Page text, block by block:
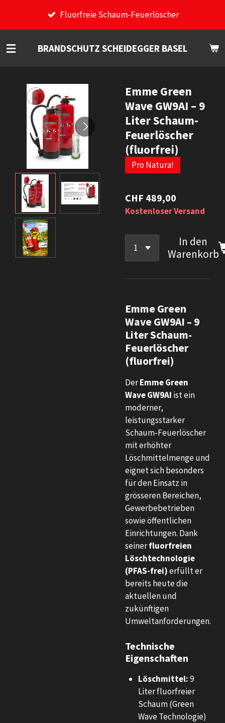
Fluorfreie Schaum-Feuerlöscher
BRANDSCHUTZ SCHEIDEGGER BASEL
Emme Green
Wave GW9AI – 9
Liter Schaum-
Feuerlöscher
(fluorfrei)
Pro Natura!
CHF 489,00
Kostenloser Versand
In den
Warenkorb
Emme Green
Wave GW9AI – 9
Liter Schaum-
Feuerlöscher
(fluorfrei)
DerEmme Green
Wave GW9AI ist ein
moderner,
leistungsstarker
Schaum-Feuerlöscher
mit erhöhter
Löschmittelmenge und
eignet sich besonders
für den Einsatz in
grösseren Bereichen,
Gewerbebetrieben
sowie öffentlichen
Einrichtungen. Dank
seinerfluorfreien
Löschtechnologie
(PFAS-frei)erfüllt er
bereits heute die
aktuellen und
zukünftigen
Umweltanforderungen.
Technische
Eigenschaften
Löschmittel:9
Liter fluorfreier
Schaum (Green
Wave Technologie)